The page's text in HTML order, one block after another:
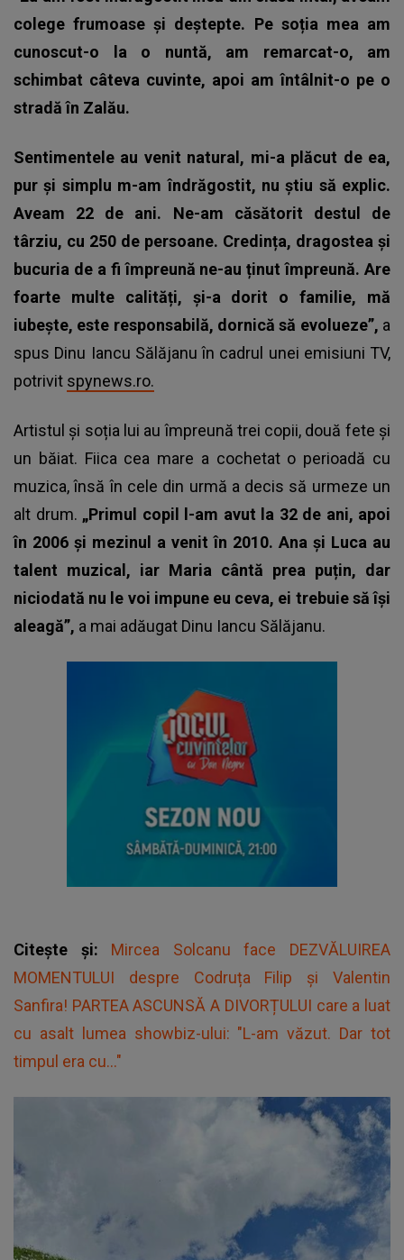
colege frumoase și deștepte. Pe soția mea am
cunoscut-o la o nuntă, am remarcat-o, am
schimbat câteva cuvinte, apoi am întâlnit-o pe o
stradă în Zalău.
Sentimentele au venit natural, mi-a plăcut de ea,
pur și simplu m-am îndrăgostit, nu știu să explic.
Aveam 22 de ani. Ne-am căsătorit destul de
târziu, cu 250 de persoane. Credința, dragostea și
bucuria de a fi împreună ne-au ținut împreună. Are
foarte multe calități, și-a dorit o familie, mă
iubește, este responsabilă, dornică să evolueze”, a
spus Dinu Iancu Sălăjanu în cadrul unei emisiuni TV,
potrivit spynews.ro.
Artistul și soția lui au împreună trei copii, două fete și
un băiat. Fiica cea mare a cochetat o perioadă cu
muzica, însă în cele din urmă a decis să urmeze un
alt drum. „Primul copil l-am avut la 32 de ani, apoi
în 2006 și mezinul a venit în 2010. Ana și Luca au
talent muzical, iar Maria cântă prea puțin, dar
niciodată nu le voi impune eu ceva, ei trebuie să își
aleagă”, a mai adăugat Dinu Iancu Sălăjanu.
Citește și: Mircea Solcanu face DEZVĂLUIREA
MOMENTULUI despre Codruța Filip și Valentin
Sanfira! PARTEA ASCUNSĂ A DIVORȚULUI care a luat
cu asalt lumea showbiz-ului: "L-am văzut. Dar tot
timpul era cu..."